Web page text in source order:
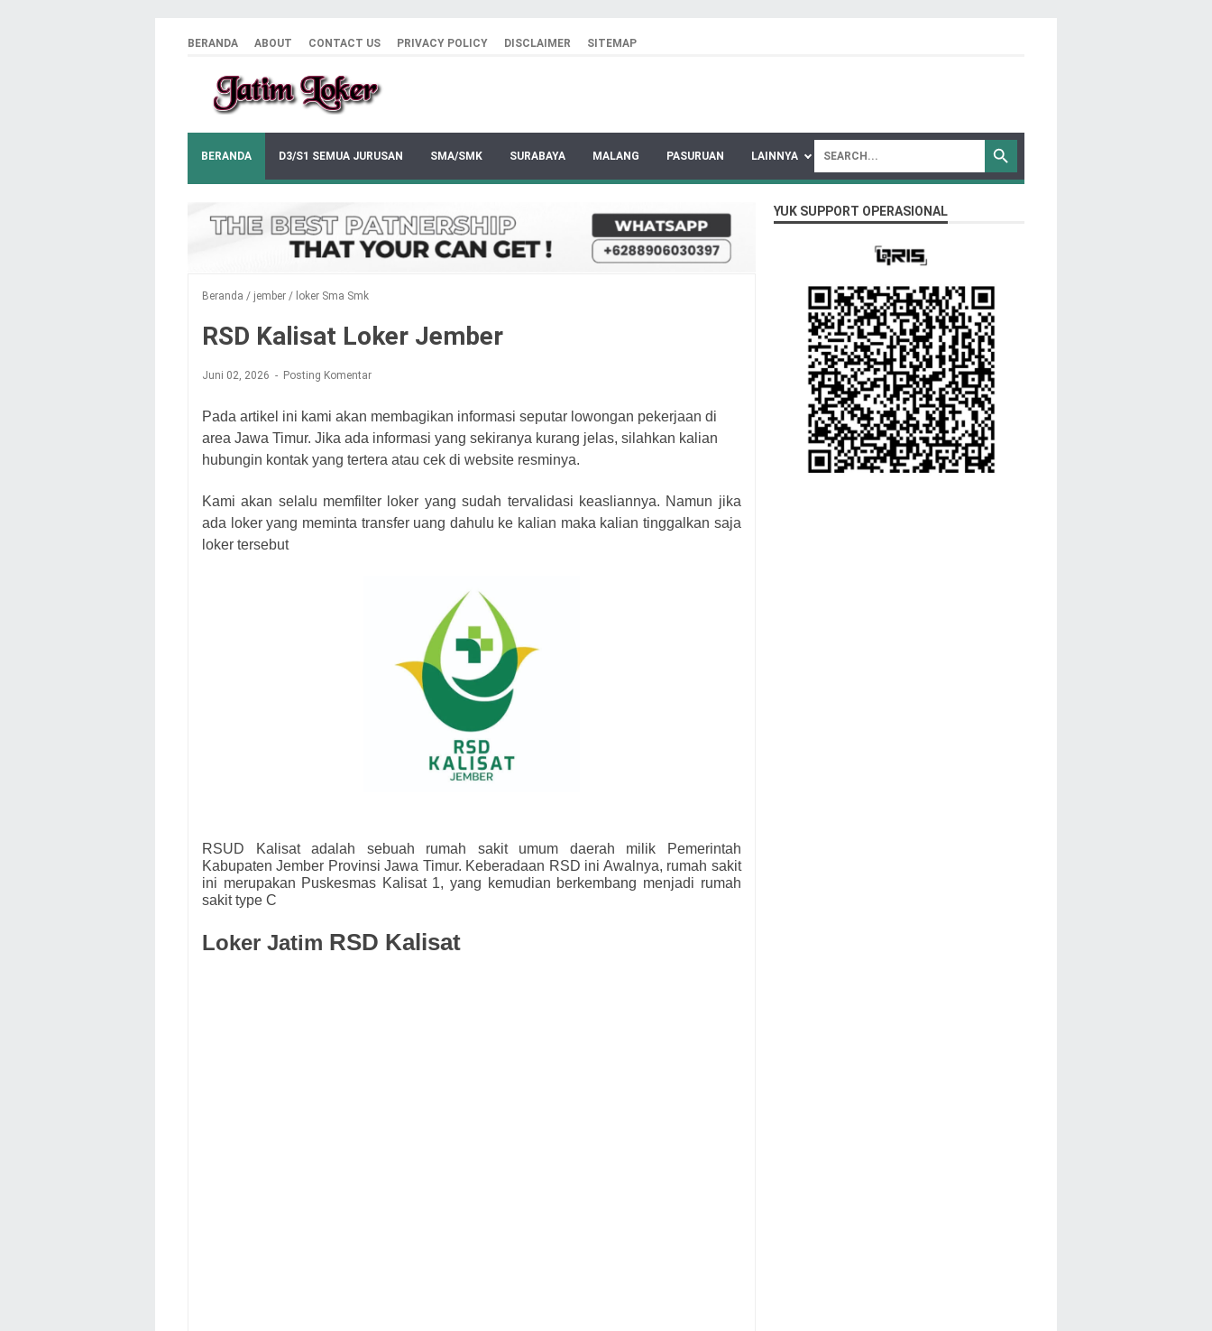
BERANDA ABOUT CONTACT US PRIVACY POLICY DISCLAIMER SITEMAP
BERANDA D3/S1 SEMUA JURUSAN SMA/SMK SURABAYA MALANG PASURUAN LAINNYA
Beranda / jember / loker Sma Smk
RSD Kalisat Loker Jember
Juni 02, 2026 Posting Komentar
Pada artikel ini kami akan membagikan informasi seputar lowongan pekerjaan di
area Jawa Timur. Jika ada informasi yang sekiranya kurang jelas, silahkan kalian
hubungin kontak yang tertera atau cek di website resminya.
Kami akan selalu memfilter loker yang sudah tervalidasi keasliannya. Namun jika
ada loker yang meminta transfer uang dahulu ke kalian maka kalian tinggalkan saja
loker tersebut
RSUD Kalisat adalah sebuah rumah sakit umum daerah milik Pemerintah
Kabupaten Jember Provinsi Jawa Timur. Keberadaan RSD ini Awalnya, rumah sakit
ini merupakan Puskesmas Kalisat 1, yang kemudian berkembang menjadi rumah
sakit type C
Loker Jatim RSD Kalisat
YUK SUPPORT OPERASIONAL